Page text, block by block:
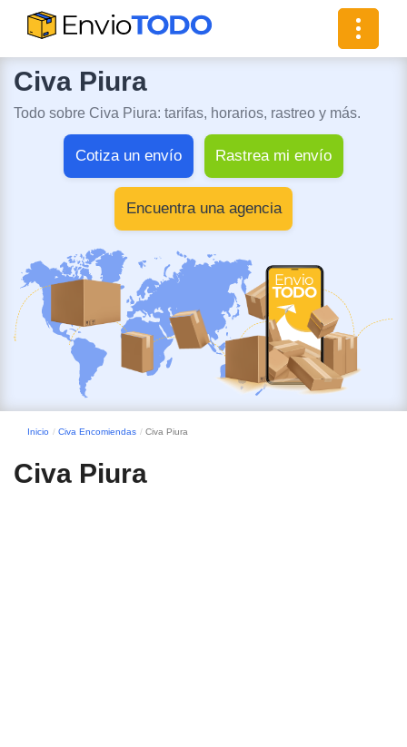
Toggle
Civa Piura
Todo sobre Civa Piura: tarifas, horarios, rastreo y más.
Cotiza un envío Rastrea mi envío
Encuentra una agencia
Inicio Civa Encomiendas Civa Piura
Civa Piura